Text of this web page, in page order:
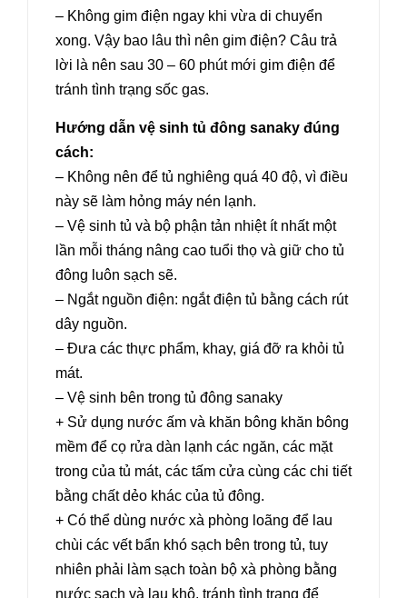
– Không gim điện ngay khi vừa di chuyển
xong. Vậy bao lâu thì nên gim điện? Câu trả
lời là nên sau 30 – 60 phút mới gim điện để
tránh tình trạng sốc gas.
Hướng dẫn vệ sinh tủ đông sanaky đúng
cách:
– Không nên để tủ nghiêng quá 40 độ, vì điều
này sẽ làm hỏng máy nén lạnh.
– Vệ sinh tủ và bộ phận tản nhiệt ít nhất một
lần mỗi tháng nâng cao tuổi thọ và giữ cho tủ
đông luôn sạch sẽ.
– Ngắt nguồn điện: ngắt điện tủ bằng cách rút
dây nguồn.
– Đưa các thực phẩm, khay, giá đỡ ra khỏi tủ
mát.
– Vệ sinh bên trong tủ đông sanaky
+ Sử dụng nước ấm và khăn bông khăn bông
mềm để cọ rửa dàn lạnh các ngăn, các mặt
trong của tủ mát, các tấm cửa cùng các chi tiết
bằng chất dẻo khác của tủ đông.
+ Có thể dùng nước xà phòng loãng để lau
chùi các vết bẩn khó sạch bên trong tủ, tuy
nhiên phải làm sạch toàn bộ xà phòng bằng
nước sạch và lau khô, tránh tình trạng để